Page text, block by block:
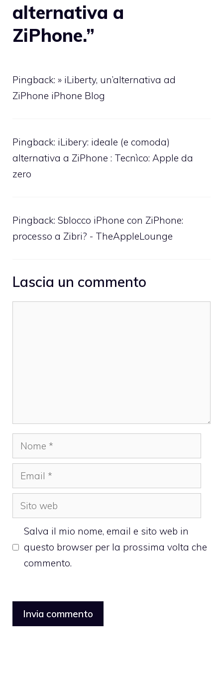
alternativa a
ZiPhone.”
Pingback: » iLiberty, un’alternativa ad
ZiPhone iPhone Blog
Pingback: iLibery: ideale (e comoda)
alternativa a ZiPhone : Tecnìco: Apple da
zero
Pingback: Sblocco iPhone con ZiPhone:
processo a Zibri? - TheAppleLounge
Lascia un commento
Nome
Email
Sito
web
Salva il mio nome, email e sito web in
questo browser per la prossima volta che
commento.